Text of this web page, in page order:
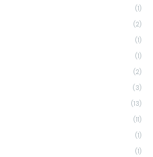
(1)
(2)
(1)
(1)
(2)
(3)
(13)
(11)
(1)
(1)